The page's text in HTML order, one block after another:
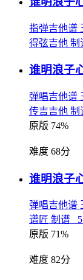
指弹吉他谱
得弦吉他
谁明浪子
弹唱吉他谱
传吉吉他
原版 74%
难度 68分
谁明浪子
弹唱吉他谱
谱匠 制谱 5
原版 71%
难度 82分